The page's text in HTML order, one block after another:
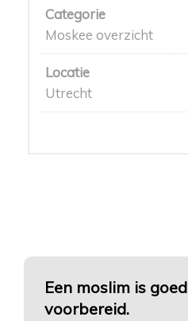
Categorie
Moskee overzicht
Locatie
Utrecht
Een moslim is goed
voorbereid.